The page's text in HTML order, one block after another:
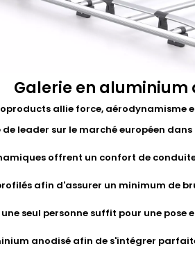
Galerie en aluminium
allie force,
de leader sur le marché européen
offrent un confort de
afin d'assurer un minimum de
seul personne suffit pour une pose
anodisé afin de s'intégrer